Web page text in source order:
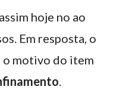
hoje no ao
Em resposta, o
motivo do item
.